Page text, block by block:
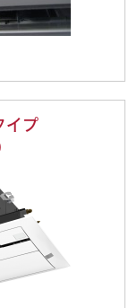
イプ